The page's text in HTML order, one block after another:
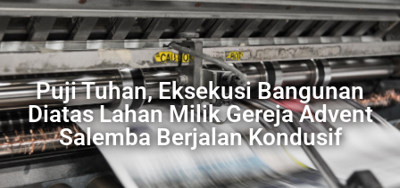
Puji Tuhan, Eksekusi Bangunan
Diatas Lahan Milik Gereja Advent
Salemba Berjalan Kondusif